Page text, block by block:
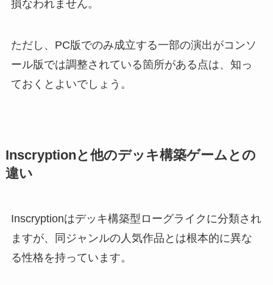
損なわれません。
ただし、PC版でのみ成立する一部の演出がコンソ
ール版では調整されている箇所がある点は、知っ
ておくとよいでしょう。
Inscryptionと他のデッキ構築ゲームとの
違い
Inscryptionはデッキ構築型ローグライクに分類され
ますが、同ジャンルの人気作品とは根本的に異な
る性格を持っています。